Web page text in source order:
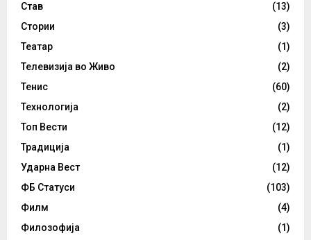
Став
(13)
Стории
(3)
Театар
(1)
Телевизија во Живо
(2)
Тенис
(60)
Технологија
(2)
Топ Вести
(12)
Традиција
(1)
Ударна Вест
(12)
ФБ Статуси
(103)
Филм
(4)
Филозофија
(1)